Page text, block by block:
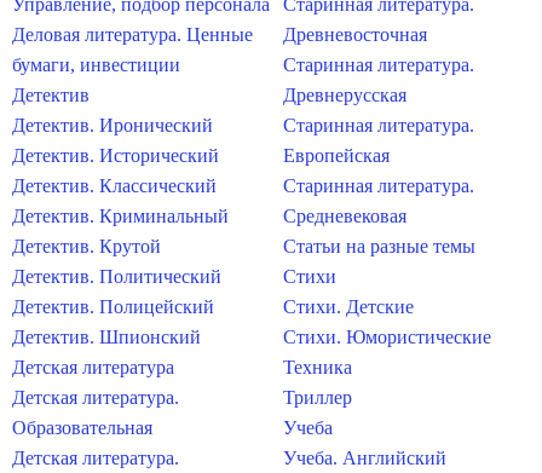
Управление, подбор персонала
Деловая литература. Ценные
бумаги, инвестиции
Детектив
Детектив. Иронический
Детектив. Исторический
Детектив. Классический
Детектив. Криминальный
Детектив. Крутой
Детектив. Политический
Детектив. Полицейский
Детектив. Шпионский
Детская литература
Детская литература.
Образовательная
Детская литература.
Старинная литература.
Древневосточная
Старинная литература.
Древнерусская
Старинная литература.
Европейская
Старинная литература.
Средневековая
Статьи на разные темы
Стихи
Стихи. Детские
Стихи. Юмористические
Техника
Триллер
Учеба
Учеба. Английский